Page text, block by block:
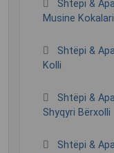
Shtëpi &
Musine Kokalari
Shtëpi &
Kolli
Shtëpi &
Shyqyri Bërxolli
Shtëpi &